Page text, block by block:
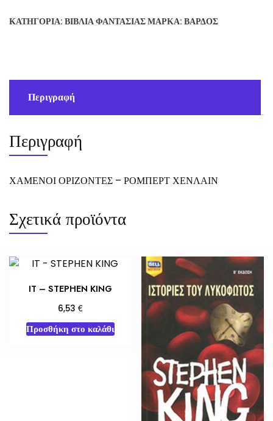
ΧΕΝΛΑΙΝ
ΚΑΤΗΓΟΡΊΑ: ΒΙΒΛΊΑ ΦΑΝΤΑΣΊΑΣΜΆΡΚΑ: ΒΆΡΔΟΣ
Περιγραφή
Περιγραφή
ΧΑΜΕΝΟΙ ΟΡΙΖΟΝΤΕΣ – ΡΟΜΠΕΡΤ ΧΕΝΛΑΙΝ
Σχετικά προϊόντα
IT – STEPHEN KING
6,53 €
Προσθήκη στο καλάθι